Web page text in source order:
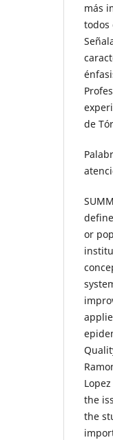
más
todos
de
or
the
the